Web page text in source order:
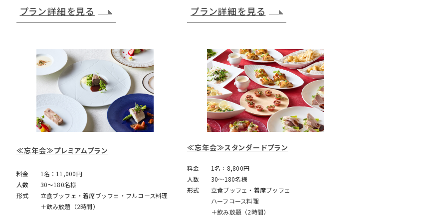
プラン詳細を見る プラン詳細を見る
≪忘年会≫プレミアムプラン
料金
1名：11,000円
人数
30～180名様
形式
立食ブッフェ・着席ブッフェ・フルコース料理
＋飲み放題（2時間）
≪忘年会≫スタンダードプラン
料金
1名：8,800円
人数
30～180名様
形式
立食ブッフェ・着席ブッフェ
ハーフコース料理
＋飲み放題（2時間）